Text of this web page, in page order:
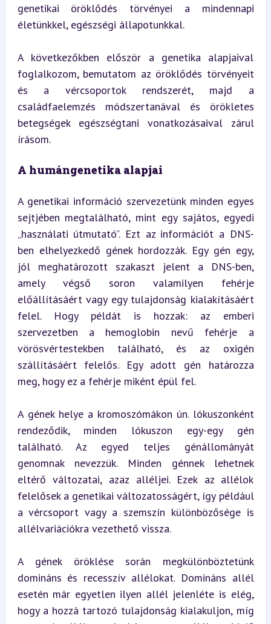
genetikai öröklődés törvényei a mindennapi
életünkkel, egészségi állapotunkkal.
A következőkben először a genetika alapjaival
foglalkozom, bemutatom az öröklődés törvényeit
és a vércsoportok rendszerét, majd a
családfaelemzés módszertanával és örökletes
betegségek egészségtani vonatkozásaival zárul
írásom.
A humángenetika alapjai
A genetikai információ szervezetünk minden egyes
sejtjében megtalálható, mint egy sajátos, egyedi
„használati útmutató”. Ezt az információt a DNS-
ben elhelyezkedő gének hordozzák. Egy gén egy,
jól meghatározott szakaszt jelent a DNS-ben,
amely végső soron valamilyen fehérje
előállításáért vagy egy tulajdonság kialakításáért
felel. Hogy példát is hozzak: az emberi
szervezetben a hemoglobin nevű fehérje a
vörösvértestekben található, és az oxigén
szállításáért felelős. Egy adott gén határozza
meg, hogy ez a fehérje miként épül fel.
A gének helye a kromoszómákon ún. lókuszonként
rendeződik, minden lókuszon egy-egy gén
található. Az egyed teljes génállományát
genomnak nevezzük. Minden génnek lehetnek
eltérő változatai, azaz alléljei. Ezek az allélok
felelősek a genetikai változatosságért, így például
a vércsoport vagy a szemszín különbözősége is
allélvariációkra vezethető vissza.
A gének öröklése során megkülönböztetünk
domináns és recesszív allélokat. Domináns allél
esetén már egyetlen ilyen allél jelenléte is elég,
hogy a hozzá tartozó tulajdonság kialakuljon, míg